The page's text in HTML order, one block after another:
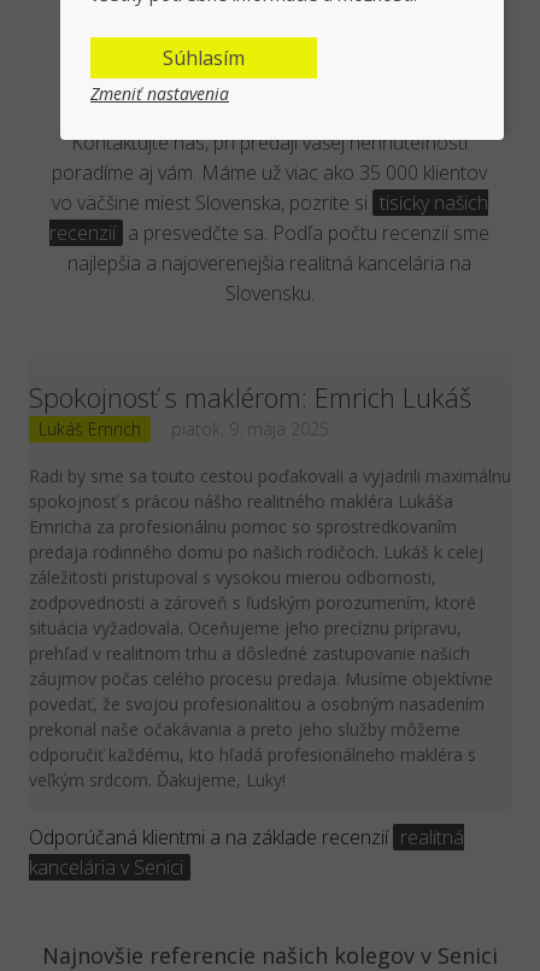
Overená kancelária reálnymi
klientmi
Kontaktujte nás, pri predaji vašej nehnuteľnosti
poradíme aj vám. Máme už viac ako 35 000 klientov
vo väčšine miest Slovenska, pozrite si tisícky našich
recenzií a presvedčte sa. Podľa počtu recenzií sme
najlepšia a najoverenejšia realitná kancelária na
Slovensku.
Spokojnosť s maklérom: Emrich Lukáš
Lukáš Emrich piatok, 9. mája 2025
Radi by sme sa touto cestou poďakovali a vyjadrili maximálnu
spokojnosť s prácou nášho realitného makléra Lukáša
Emricha za profesionálnu pomoc so sprostredkovanîm
predaja rodinného domu po našich rodičoch. Lukáš k celej
záležitosti pristupoval s vysokou mierou odbornosti,
zodpovednosti a zároveň s ľudským porozumením, ktoré
situácia vyžadovala. Oceňujeme jeho precíznu prípravu,
prehľad v realitnom trhu a dôsledné zastupovanie našich
záujmov počas celého procesu predaja. Musíme objektívne
povedať, že svojou profesionalitou a osobným nasadením
prekonal naše očakávania a preto jeho služby môžeme
odporučiť každému, kto hľadá profesionálneho makléra s
veľkým srdcom. Ďakujeme, Luky!
Odporúčaná klientmi a na základe recenzií realitná
kancelária v Senici
Najnovšie referencie našich kolegov v Senici
Súhlasím
Zmeniť nastavenia